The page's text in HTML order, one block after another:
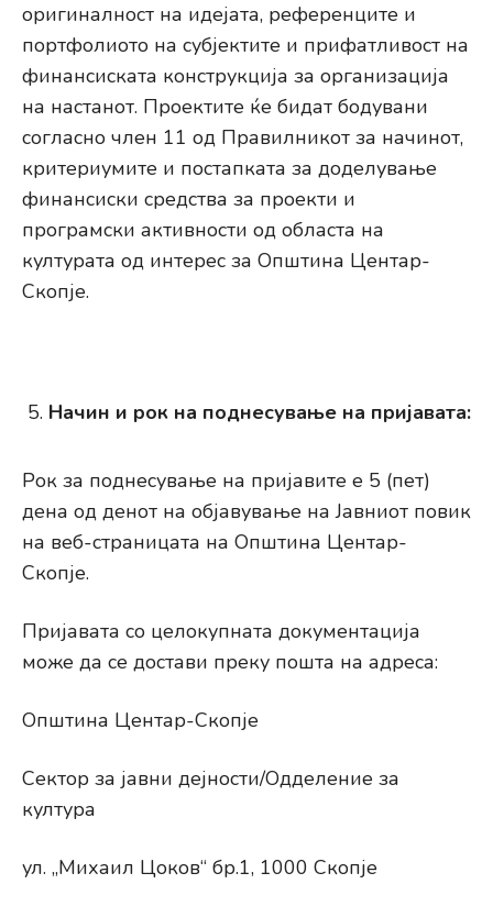
оригиналност на идејата, референците и
портфолиото на субјектите и прифатливост на
финансиската конструкција за организација
на настанот. Проектите ќе бидат бодувани
согласно член 11 од Правилникот за начинот,
критериумите и постапката за доделување
финансиски средства за проекти и
програмски активности од областа на
културата од интерес за Општина Центар-
Скопје.
Начин и рок на поднесување на пријавата:
Рок за поднесување на пријавите е 5 (пет)
дена од денот на објавување на Јавниот повик
на веб-страницата на Општина Центар-
Скопје.
Пријавата со целокупната документација
може да се достави преку пошта на адреса:
Општина Центар-Скопје
Сектор за јавни дејности/Одделение за
култура
ул. „Михаил Цоков“ бр.1, 1000 Скопје